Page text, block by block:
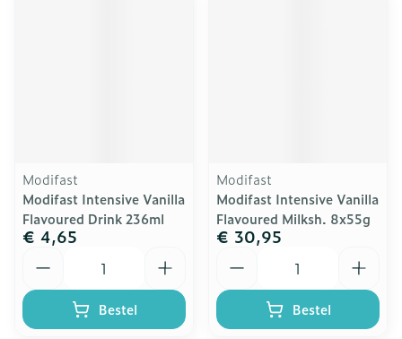
Modifast
Modifast Intensive Vanilla
Flavoured Drink 236ml
€ 4,65
Bestel
Modifast
Modifast Intensive Vanilla
Flavoured Milksh. 8x55g
€ 30,95
Bestel